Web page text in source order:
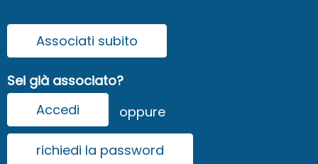
Associati subito
Sei già associato?
Accedi
oppure
richiedi la password